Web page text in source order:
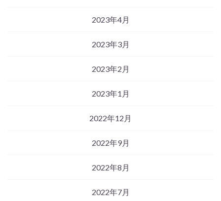
2023年4月
2023年3月
2023年2月
2023年1月
2022年12月
2022年9月
2022年8月
2022年7月